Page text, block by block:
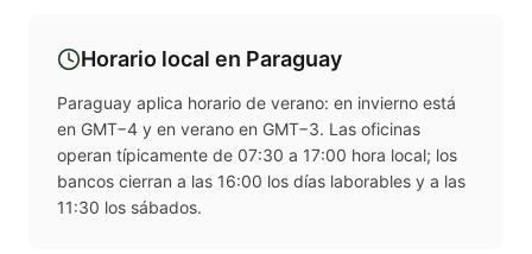
Horario local en Paraguay
Paraguay aplica horario de verano: en invierno está
en GMT−4 y en verano en GMT−3. Las oficinas
operan típicamente de 07:30 a 17:00 hora local; los
bancos cierran a las 16:00 los días laborables y a las
11:30 los sábados.